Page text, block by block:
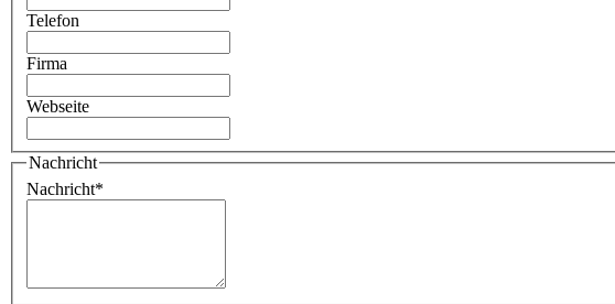
Telefon
Firma
Webseite
Nachricht
Nachricht*